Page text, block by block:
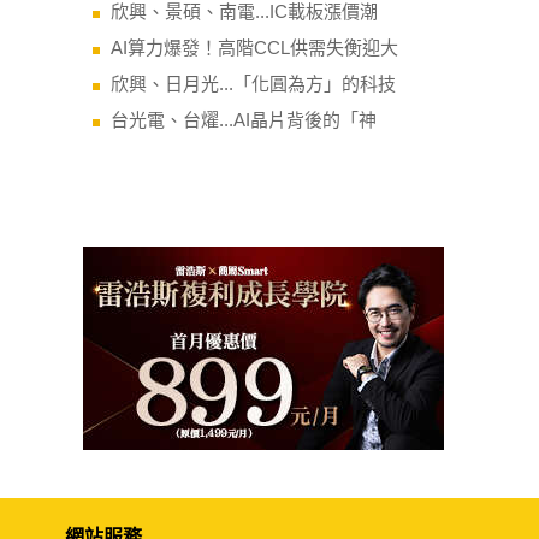
欣興、景碩、南電...IC載板漲價潮
AI算力爆發！高階CCL供需失衡迎大
欣興、日月光...「化圓為方」的科技
台光電、台燿...AI晶片背後的「神